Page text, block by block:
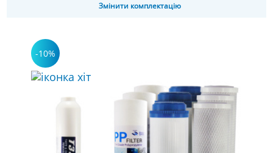
Змінити комплектацію
-10%